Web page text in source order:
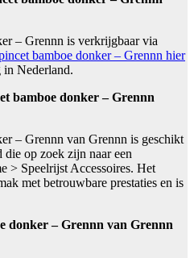
– Grennn is verkrijgbaar via
bamboe donker – Grennn hier
in Nederland.
bamboe donker – Grennn
– Grennn van Grennn is geschikt
op zoek zijn naar een
> Speelrijst Accessoires. Het
met betrouwbare prestaties en is
donker – Grennn van Grennn